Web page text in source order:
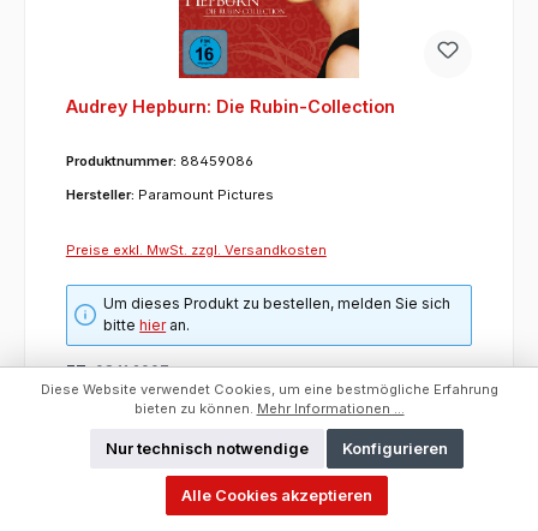
Audrey Hepburn: Die Rubin-Collection
Produktnummer: 88459086
Hersteller: Paramount Pictures
Preise exkl. MwSt. zzgl. Versandkosten
Um dieses Produkt zu bestellen, melden Sie sich
bittehieran.
ET:08.11.2007
Hersteller:Paramount Pictures
Erschienen:
08.11.2007
UVP/VK:34,95 €
Filme
Diese Website verwendet Cookies, um eine bestmögliche Erfahrung
bieten zu können. Mehr Informationen ...
Nur technisch notwendige Konfigurieren
Alle Cookies akzeptieren